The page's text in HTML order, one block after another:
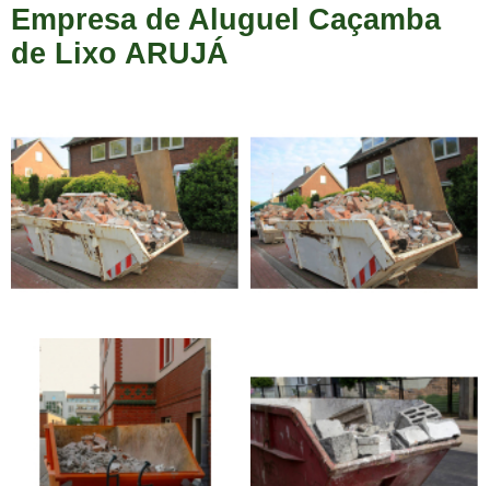
Empresa de Aluguel Caçamba
de Lixo ARUJÁ